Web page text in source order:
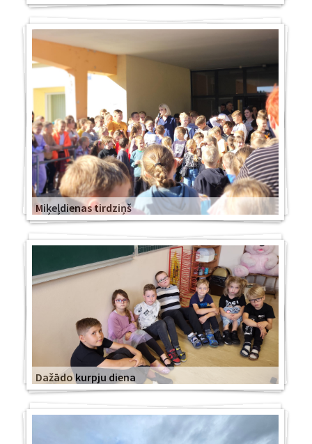
Miķeļdienas tirdziņš
Dažādo kurpju diena